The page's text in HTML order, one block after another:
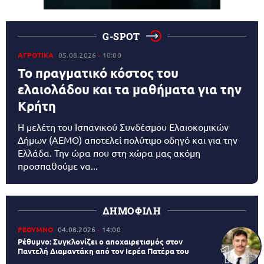
G-SPOT
ΑΓΡΟΤΙΚΑ 05.08.2026 10:00
Το πραγματικό κόστος του
ελαιολάδου και τα μαθήματα για την
Κρήτη
Η μελέτη του Ισπανικού Συνδέσμου Ελαιοκομικών
Δήμων (AEMO) αποτελεί πολύτιμο οδηγό και για την
Ελλάδα. Την ώρα που στη χώρα μας ακόμη
προσπαθούμε να...
ΔΗΜΟΦΙΛΗ
ΡΕΘΥΜΝΟ 04.08.2026 14:00
Ρέθυμνο: Συγκλονίζει ο αποχαιρετισμός στον
Παντελή Διαμαντάκη από τον Ιερέα Πατέρα του